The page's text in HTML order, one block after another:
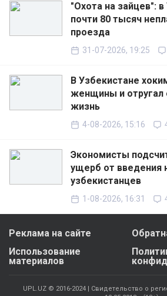
"Охота на зайцев":
почти 80 тысяч
проезда
31-07-2026, 19:25
В Узбекистане
женщины и отругал
жизнь
4-08-2026, 15:16
Экономисты
ущерб от введения
узбекистанцев
1-08-2026, 16:31
Реклама на сайте
Использование
материалов
UPL.UZ © 2016-2024 | Свидетельство о